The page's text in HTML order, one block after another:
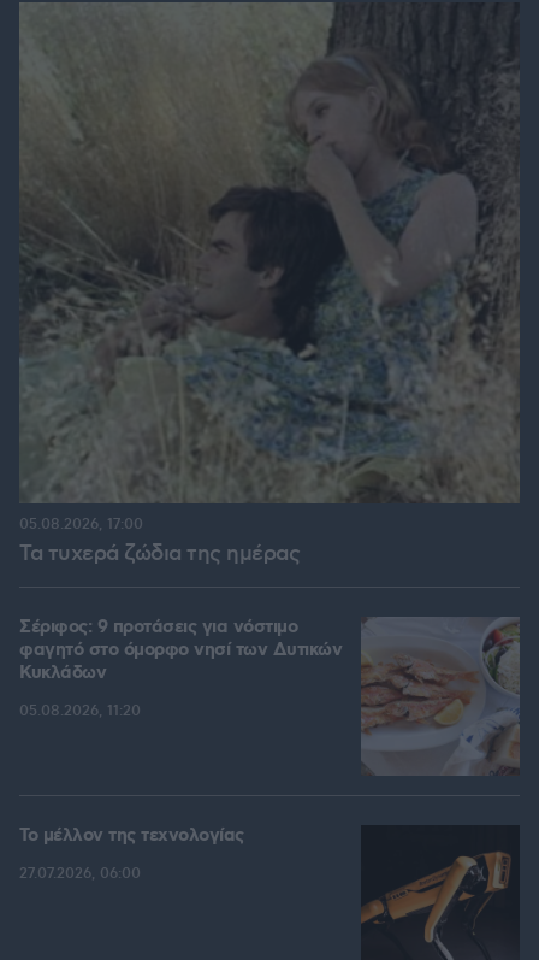
Τα τυχερά ζώδια της ημέρας
05.08.2026, 17:00
Σέριφος: 9 προτάσεις για νόστιμο
φαγητό στο όμορφο νησί των Δυτικών
Κυκλάδων
05.08.2026, 11:20
Το μέλλον της τεχνολογίας
27.07.2026, 06:00